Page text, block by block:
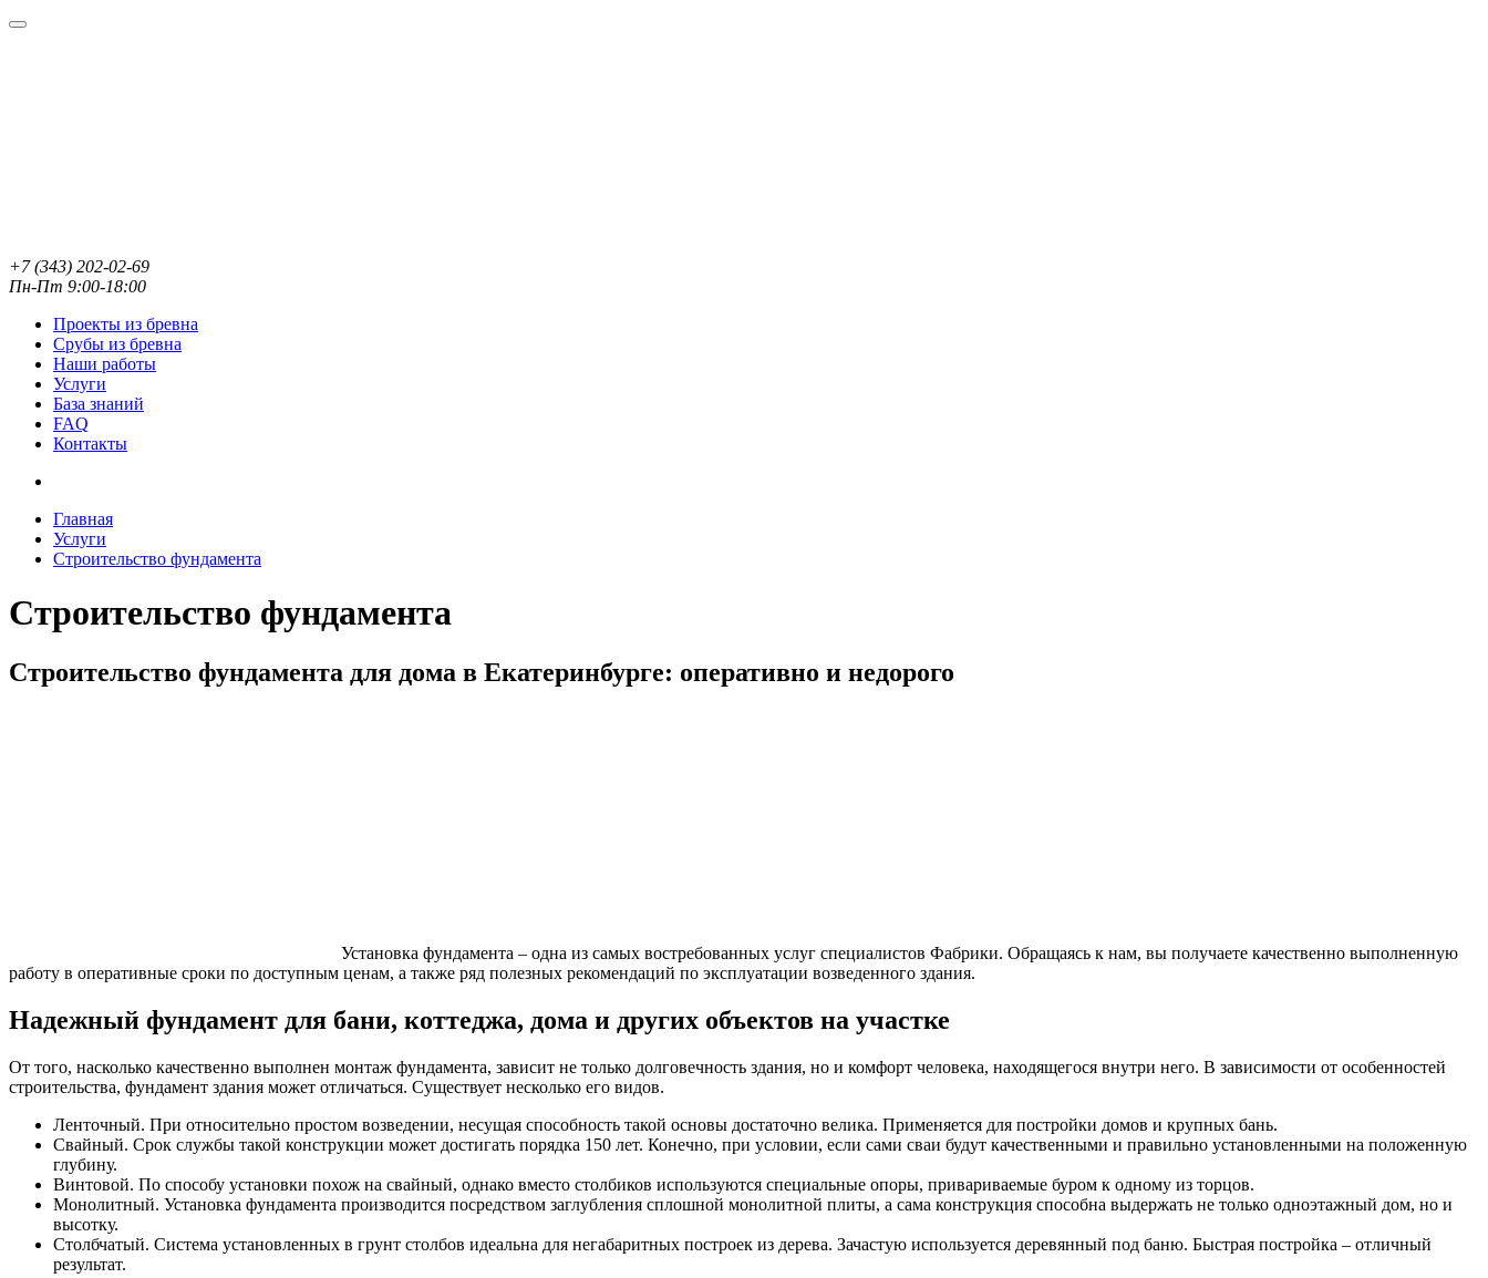
+7 (343) 202-02-69
Пн-Пт 9:00-18:00
Проекты из бревна
Срубы из бревна
Наши работы
Услуги
База знаний
FAQ
Контакты
Главная
Услуги
Строительство фундамента
Строительство фундамента
Строительство фундамента для дома в Екатеринбурге: оперативно и недорого
Установка фундамента – одна из самых востребованных услуг специалистов Фабрики. Обращаясь к нам, вы получаете качественно выполненную
работу в оперативные сроки по доступным ценам, а также ряд полезных рекомендаций по эксплуатации возведенного здания.
Надежный фундамент для бани, коттеджа, дома и других объектов на участке
От того, насколько качественно выполнен монтаж фундамента, зависит не только долговечность здания, но и комфорт человека, находящегося внутри него. В зависимости от особенностей
строительства, фундамент здания может отличаться. Существует несколько его видов.
Ленточный. При относительно простом возведении, несущая способность такой основы достаточно велика. Применяется для постройки домов и крупных бань.
Свайный. Срок службы такой конструкции может достигать порядка 150 лет. Конечно, при условии, если сами сваи будут качественными и правильно установленными на положенную
глубину.
Винтовой. По способу установки похож на свайный, однако вместо столбиков используются специальные опоры, привариваемые буром к одному из торцов.
Монолитный. Установка фундамента производится посредством заглубления сплошной монолитной плиты, а сама конструкция способна выдержать не только одноэтажный дом, но и
высотку.
Столбчатый. Система установленных в грунт столбов идеальна для негабаритных построек из дерева. Зачастую используется деревянный под баню. Быстрая постройка – отличный
результат.